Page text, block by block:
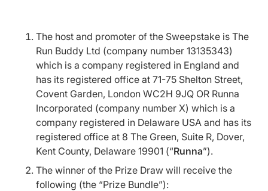
The host and promoter of the Sweepstake is The
Run Buddy Ltd (company number 13135343)
which is a company registered in England and
has its registered office at 71-75 Shelton Street,
Covent Garden, London WC2H 9JQ OR Runna
Incorporated (company number X) which is a
company registered in Delaware USA and has its
registered office at 8 The Green, Suite R, Dover,
Kent County, Delaware 19901 (“Runna”).
The winner of the Prize Draw will receive the
following (the “Prize Bundle”):